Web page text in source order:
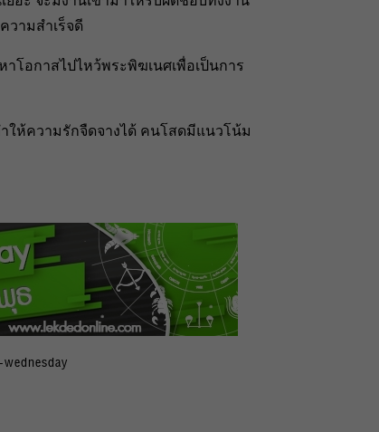
วามสำเร็จดี
าโอกาสไปไหว้พระพิฆเนศเพื่อเป็นการ
ให้ความรักจืดจางได้ คนโสดมีแนวโน้ม